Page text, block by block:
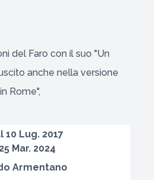
del Faro con il suo "Un
anche nella versione
Rome",
10 Lug. 2017
Mar. 2024
Armentano